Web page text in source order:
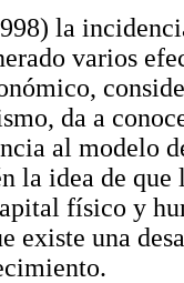
la
varios
da a
al modelo
la idea de
físico y
existe una